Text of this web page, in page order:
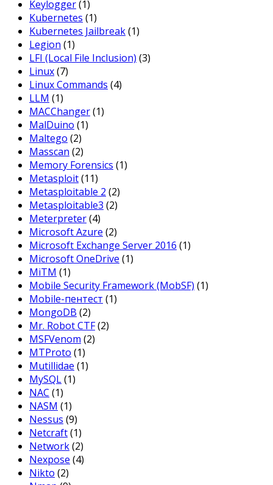
Keylogger(1)
Kubernetes (1)
Kubernetes Jailbreak(1)
Legion (1)
LFI (Local File Inclusion) (3)
Linux(7)
Linux Commands (4)
LLM (1)
MACChanger(1)
MalDuino (1)
Maltego (2)
Masscan (2)
Memory Forensics (1)
Metasploit(11)
Metasploitable 2 (2)
Metasploitable3 (2)
Meterpreter(4)
Microsoft Azure (2)
Microsoft Exchange Server 2016 (1)
Microsoft OneDrive (1)
MiTM (1)
Mobile Security Framework (MobSF) (1)
Mobile-пентест (1)
MongoDB (2)
Mr. Robot CTF(2)
MSFVenom (2)
MTProto (1)
Mutillidae (1)
MySQL(1)
NAC (1)
NASM (1)
Nessus (9)
Netcraft(1)
Network(2)
Nexpose (4)
Nikto (2)